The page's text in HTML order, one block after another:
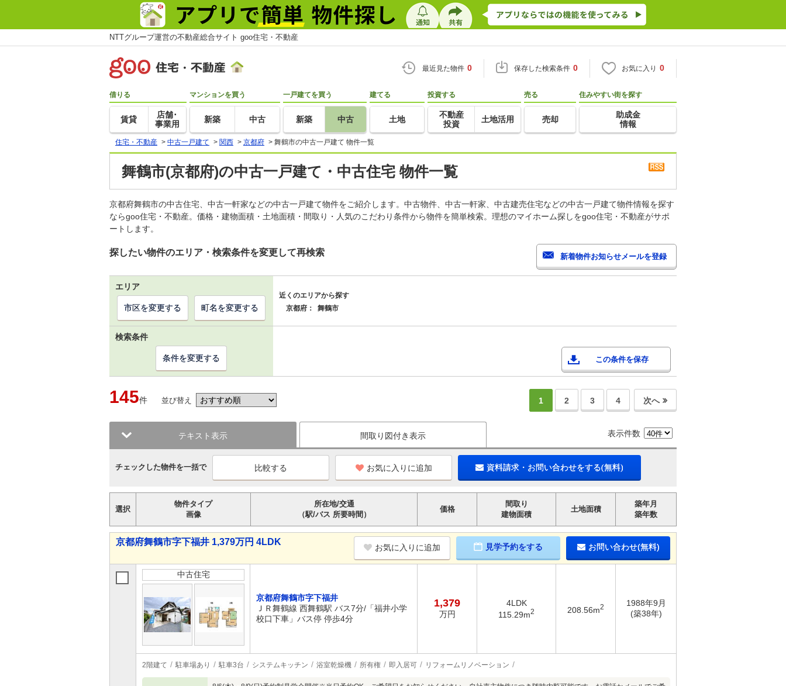
NTTグループ運営の不動産総合サイト goo住宅・不動産
最近見た物件 0 保存した検索条件 0 お気に入り 0
借りる
賃貸
店舗･
事業用
マンションを買う
新築 中古
一戸建てを買う
新築 中古
建てる
土地
投資する
不動産
投資
土地活用
売る
売却
住みやすい街を探す
助成金
情報
住宅・不動産 > 中古一戸建て > 関西 > 京都府 > 舞鶴市の中古一戸建て 物件一覧
舞鶴市(京都府)の中古一戸建て・中古住宅 物件一覧
京都府舞鶴市の中古住宅、中古一軒家などの中古一戸建て物件をご紹介します。中古物件、中古一軒家、中古建売住宅などの中古一戸建て物件情報を探す
ならgoo住宅・不動産。価格・建物面積・土地面積・間取り・人気のこだわり条件から物件を簡単検索。理想のマイホーム探しをgoo住宅・不動産がサポ
ートします。
探したい物件のエリア・検索条件を変更して再検索
エリア
近くのエリアから探す
京都府：
舞鶴市
市区を変更する 町名を変更する
検索条件
この条件を保存
条件を変更する
145件 並び替え 1 2 3 4 次へ
テキスト表示 間取り図付き表示 表示件数
チェックした物件を一括で お気に入りに追加 資料請求・お問い合わせをする(無料)
選択
物件タイプ
画像
所在地/交通
（駅/バス 所要時間）
価格
間取り
建物面積
土地面積
築年月
築年数
京都府舞鶴市字下福井 1,379万円 4LDK
お気に入りに追加 見学予約をする お問い合わせ(無料)
中古住宅
京都府舞鶴市字下福井
ＪＲ舞鶴線 西舞鶴駅 バス7分/「福井小学
校口下車」バス停 停歩4分
1,379
万円
4LDK
115.29m2 208.56m2
1988年9月
(築38年)
2階建て 駐車場あり 駐車3台 システムキッチン 浴室乾燥機 所有権 即入居可 リフォームリノベーション